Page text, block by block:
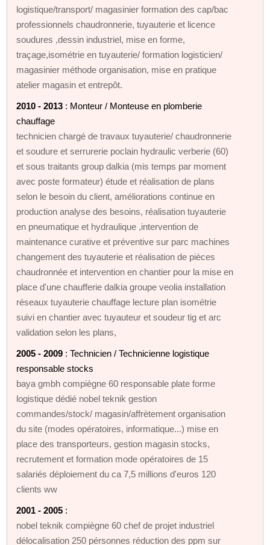
logistique/transport/ magasinier formation des cap/bac
professionnels chaudronnerie, tuyauterie et licence
soudures ,dessin industriel, mise en forme,
traçage,isométrie en tuyauterie/ formation logisticien/
magasinier méthode organisation, mise en pratique
atelier magasin et entrepôt.
2010 - 2013 : Monteur / Monteuse en plomberie
chauffage
technicien chargé de travaux tuyauterie/ chaudronnerie
et soudure et serrurerie poclain hydraulic verberie (60)
et sous traitants group dalkia (mis temps par moment
avec poste formateur) étude et réalisation de plans
selon le besoin du client, améliorations continue en
production analyse des besoins, réalisation tuyauterie
en pneumatique et hydraulique ,intervention de
maintenance curative et préventive sur parc machines
changement des tuyauterie et réalisation de pièces
chaudronnée et intervention en chantier pour la mise en
place d'une chaufferie dalkia groupe veolia installation
réseaux tuyauterie chauffage lecture plan isométrie
suivi en chantier avec tuyauteur et soudeur tig et arc
validation selon les plans,
2005 - 2009 : Technicien / Technicienne logistique
responsable stocks
baya gmbh compiègne 60 responsable plate forme
logistique dédié nobel teknik gestion
commandes/stock/ magasin/affrètement organisation
du site (modes opératoires, informatique...) mise en
place des transporteurs, gestion magasin stocks,
recrutement et formation mode opératoires de 15
salariés déploiement du ca 7,5 millions d'euros 120
clients ww
2001 - 2005 :
nobel teknik compiègne 60 chef de projet industriel
délocalisation 250 pérsonnes réduction des ppm sur